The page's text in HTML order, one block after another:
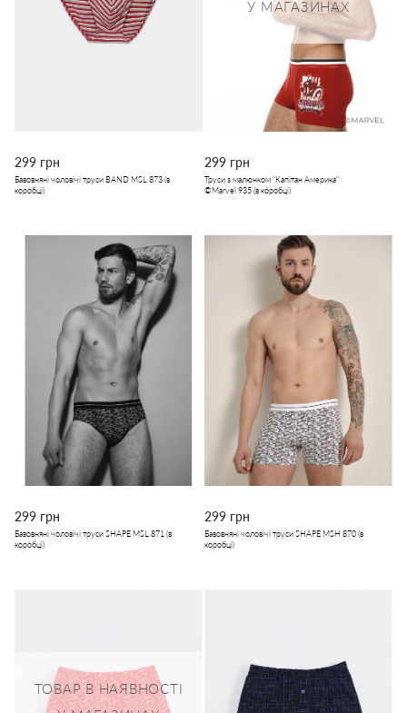
299 грн
Бавовняні чоловічі труси BAND MSL 873 (в
коробці)
У МАГАЗИНАХ
299 грн
Труси з малюнком "Капітан Америка"
©Marvel 935 (в коробці)
299 грн
Бавовняні чоловічі труси SHAPE MSL 871 (в
коробці)
299 грн
Бавовняні чоловічі труси SHAPE MSH 870 (в
коробці)
ТОВАР В НАЯВНОСТІ